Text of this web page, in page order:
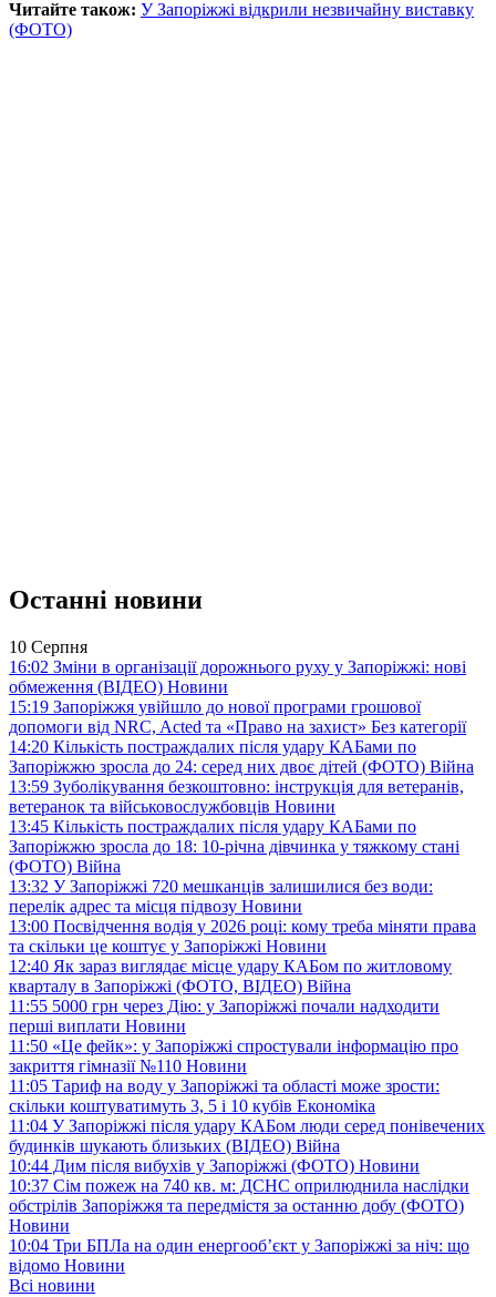
Читайте також: У Запоріжжі відкрили незвичайну виставку
(ФОТО)
Останні новини
10 Серпня
16:02 Зміни в організації дорожнього руху у Запоріжжі: нові
обмеження (ВІДЕО) Новини
15:19 Запоріжжя увійшло до нової програми грошової
допомоги від NRC, Acted та «Право на захист» Без категорії
14:20 Кількість постраждалих після удару КАБами по
Запоріжжю зросла до 24: серед них двоє дітей (ФОТО) Війна
13:59 Зуболікування безкоштовно: інструкція для ветеранів,
ветеранок та військовослужбовців Новини
13:45 Кількість постраждалих після удару КАБами по
Запоріжжю зросла до 18: 10-річна дівчинка у тяжкому стані
(ФОТО) Війна
13:32 У Запоріжжі 720 мешканців залишилися без води:
перелік адрес та місця підвозу Новини
13:00 Посвідчення водія у 2026 році: кому треба міняти права
та скільки це коштує у Запоріжжі Новини
12:40 Як зараз виглядає місце удару КАБом по житловому
кварталу в Запоріжжі (ФОТО, ВІДЕО) Війна
11:55 5000 грн через Дію: у Запоріжжі почали надходити
перші виплати Новини
11:50 «Це фейк»: у Запоріжжі спростували інформацію про
закриття гімназії №110 Новини
11:05 Тариф на воду у Запоріжжі та області може зрости:
скільки коштуватимуть 3, 5 і 10 кубів Економіка
11:04 У Запоріжжі після удару КАБом люди серед понівечених
будинків шукають близьких (ВІДЕО) Війна
10:44 Дим після вибухів у Запоріжжі (ФОТО) Новини
10:37 Сім пожеж на 740 кв. м: ДСНС оприлюднила наслідки
обстрілів Запоріжжя та передмістя за останню добу (ФОТО)
Новини
10:04 Три БПЛа на один енергооб’єкт у Запоріжжі за ніч: що
відомо Новини
Всі новини